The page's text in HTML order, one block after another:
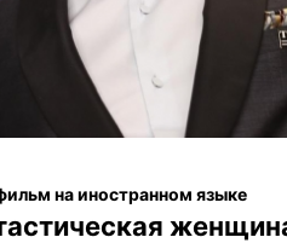
на иностранном языке